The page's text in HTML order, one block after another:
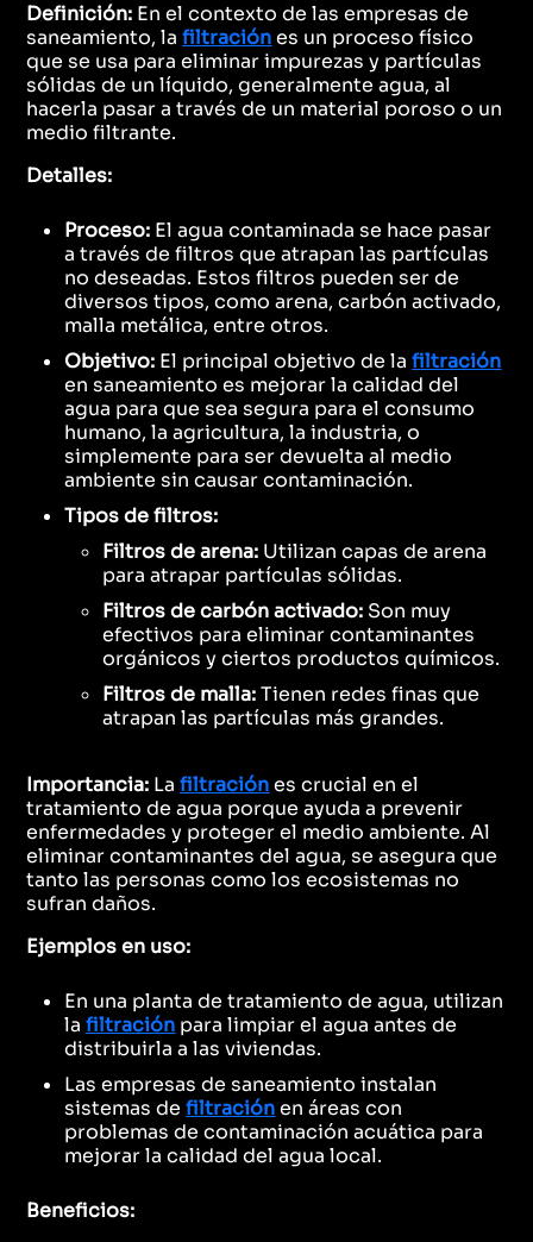
Definición: En el contexto de las empresas de
saneamiento, lafiltraciónes un proceso físico
que se usa para eliminar impurezas y partículas
sólidas de un líquido, generalmente agua, al
hacerla pasar a través de un material poroso o un
medio filtrante.
Detalles:
Proceso: El agua contaminada se hace pasar
a través de filtros que atrapan las partículas
no deseadas. Estos filtros pueden ser de
diversos tipos, como arena, carbón activado,
malla metálica, entre otros.
Objetivo: El principal objetivo de lafiltración
en saneamiento es mejorar la calidad del
agua para que sea segura para el consumo
humano, la agricultura, la industria, o
simplemente para ser devuelta al medio
ambiente sin causar contaminación.
Tipos de filtros:
Filtros de arena: Utilizan capas de arena
para atrapar partículas sólidas.
Filtros de carbón activado: Son muy
efectivos para eliminar contaminantes
orgánicos y ciertos productos químicos.
Filtros de malla:Tienen redes finas que
atrapan las partículas más grandes.
Importancia: Lafiltraciónes crucial en el
tratamiento de agua porque ayuda a prevenir
enfermedades y proteger el medio ambiente. Al
eliminar contaminantes del agua, se asegura que
tanto las personas como los ecosistemas no
sufran daños.
Ejemplos en uso:
En una planta de tratamiento de agua, utilizan
lafiltración para limpiar el agua antes de
distribuirla a las viviendas.
Las empresas de saneamiento instalan
sistemas defiltraciónen áreas con
problemas de contaminación acuática para
mejorar la calidad del agua local.
Beneficios: